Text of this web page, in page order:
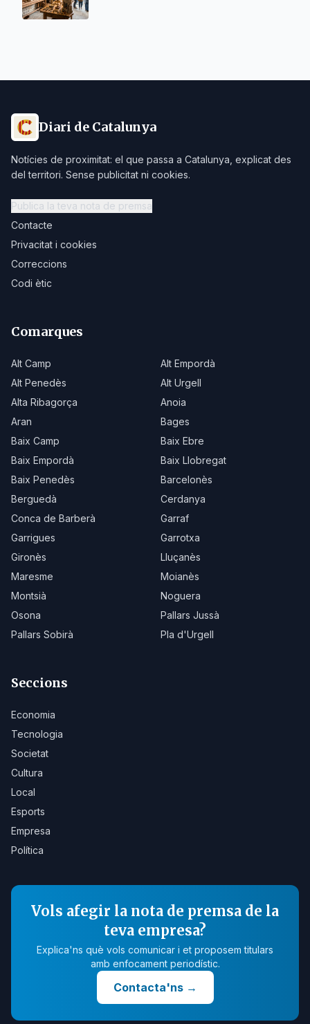
Diari de Catalunya
Notícies de proximitat: el que passa a Catalunya, explicat des
del territori. Sense publicitat ni cookies.
Publica la teva nota de premsa
Contacte
Privacitat i cookies
Correccions
Codi ètic
Comarques
Alt Camp
Alt Empordà
Alt Penedès
Alt Urgell
Alta Ribagorça
Anoia
Aran
Bages
Baix Camp
Baix Ebre
Baix Empordà
Baix Llobregat
Baix Penedès
Barcelonès
Berguedà
Cerdanya
Conca de Barberà
Garraf
Garrigues
Garrotxa
Gironès
Lluçanès
Maresme
Moianès
Montsià
Noguera
Osona
Pallars Jussà
Pallars Sobirà
Pla d'Urgell
Seccions
Economia
Tecnologia
Societat
Cultura
Local
Esports
Empresa
Política
Vols afegir la nota de premsa de la
teva empresa?
Explica'ns què vols comunicar i et proposem titulars
amb enfocament periodístic.
Contacta'ns→